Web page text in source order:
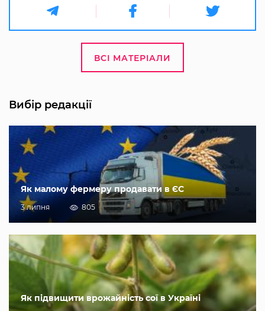
ВСІ МАТЕРІАЛИ
Вибір редакції
Як малому фермеру продавати в ЄС
3 липня 805
Як підвищити врожайність сої в Україні